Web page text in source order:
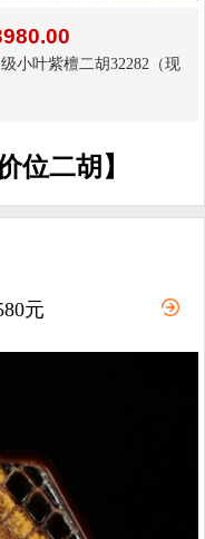
小叶紫檀二胡32282（现
位二胡】
元